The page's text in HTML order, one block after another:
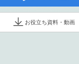
お役立ち資料・動画